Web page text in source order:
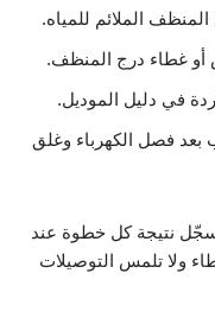
الملائم للمياه.
أو غطاء درج المنظف.
في دليل الموديل.
بعد فصل الكهرباء وغلق
وسجّل نتيجة كل خطوة عند
ولا تلمس التوصيلات